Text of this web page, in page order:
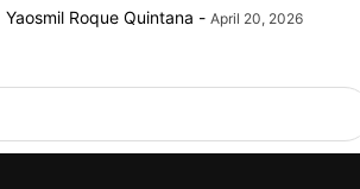
Yaosmil Roque Quintana - April 20, 2026